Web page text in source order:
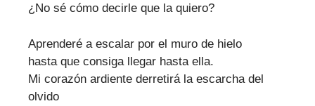
¿No sé cómo decirle que la quiero?
Aprenderé a escalar por el muro de hielo
hasta que consiga llegar hasta ella.
Mi corazón ardiente derretirá la escarcha del
olvido